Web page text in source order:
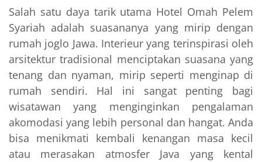
Salah satu daya tarik utama Hotel Omah Pelem
Syariah adalah suasananya yang mirip dengan
rumah joglo Jawa. Interieur yang terinspirasi oleh
arsitektur tradisional menciptakan suasana yang
tenang dan nyaman, mirip seperti menginap di
rumah sendiri. Hal ini sangat penting bagi
wisatawan yang menginginkan pengalaman
akomodasi yang lebih personal dan hangat. Anda
bisa menikmati kembali kenangan masa kecil
atau merasakan atmosfer Java yang kental